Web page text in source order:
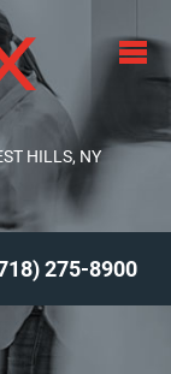
HILLS, NY
275-8900